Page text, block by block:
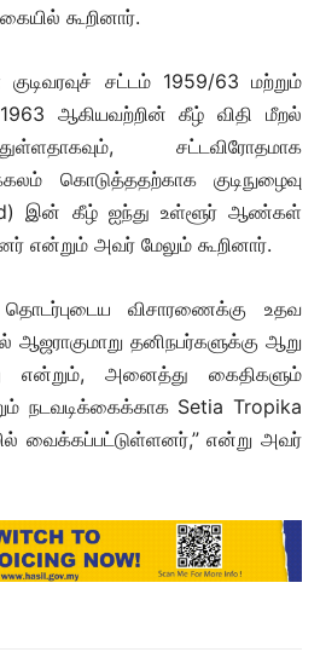
கூறினார்.
சட்டம் 1959/63 மற்றும்
1963 ஆகியவற்றின் கீழ் விதி மீறல்
சட்டவிரோதமாக
கொடுத்ததற்காக குடிநுழைவு
இன் கீழ் ஐந்து உள்ளூர் ஆண்கள்
என்றும் அவர் மேலும் கூறினார்.
விசாரணைக்கு உதவ
ஆஜராகுமாறு தனிநபர்களுக்கு ஆறு
என்றும், அனைத்து கைதிகளும்
நடவடிக்கைக்காக Setia Tropika
வைக்கப்பட்டுள்ளனர்,” என்று அவர்